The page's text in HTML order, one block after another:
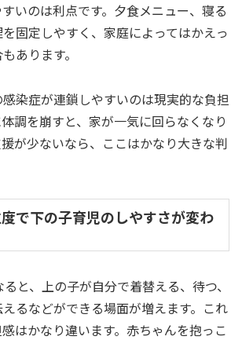
いのは利点です。夕食メニュー、寝る
固定しやすく、家庭によってはかえっ
あります。
染症が連鎖しやすいのは現実的な負担
調を崩すと、家が一気に回らなくなり
が少ないなら、ここはかなり大きな判
で下の子育児のしやすさが変わ
と、上の子が自分で着替える、待つ、
るなどができる場面が増えます。これ
はかなり違います。赤ちゃんを抱っこ